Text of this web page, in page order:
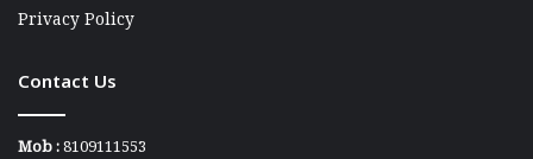
Privacy Policy
Contact Us
Mob :8109111553